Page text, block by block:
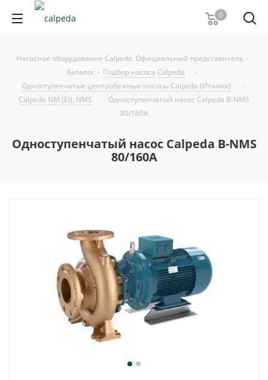
0
Насосное оборудование Calpeda. Официальный представитель -
Каталог - Подбор насоса Calpeda
-
Одноступенчатые центробежные насосы Calpeda (Италия)
-
Calpeda NM (EI), NMS
- Одноступенчатый насос Calpeda B-NMS
80/160A
Одноступенчатый насос Calpeda B-NMS
80/160A